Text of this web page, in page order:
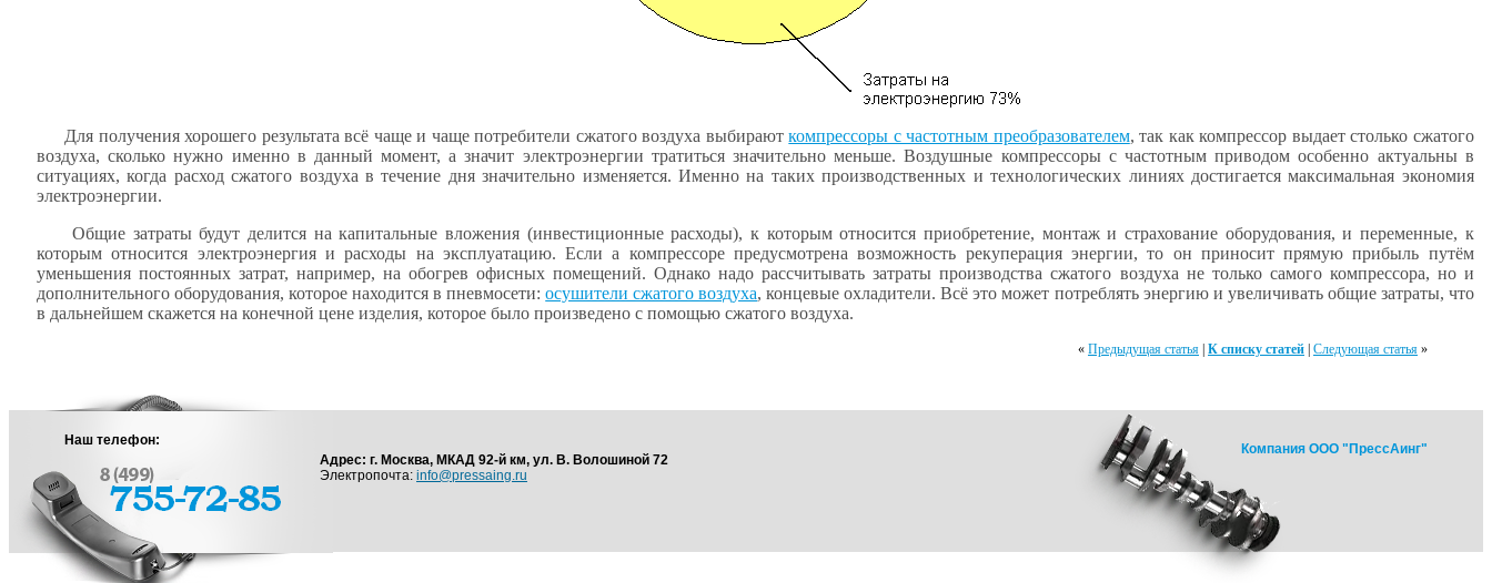
Для получения хорошего результата всё чаще и чаще потребители сжатого воздуха выбираюткомпрессоры с частотным преобразователем, так как компрессор выдает столько сжатого
воздуха, сколько нужно именно в данный момент, а значит электроэнергии тратиться значительно меньше. Воздушные компрессоры с частотным приводом особенно актуальны в
ситуациях, когда расход сжатого воздуха в течение дня значительно изменяется. Именно на таких производственных и технологических линиях достигается максимальная экономия
электроэнергии.
Общие затраты будут делится на капитальные вложения (инвестиционные расходы), к которым относится приобретение, монтаж и страхование оборудования, и переменные, к
которым относится электроэнергия и расходы на эксплуатацию. Если а компрессоре предусмотрена возможность рекуперация энергии, то он приносит прямую прибыль путём
уменьшения постоянных затрат, например, на обогрев офисных помещений. Однако надо рассчитывать затраты производства сжатого воздуха не только самого компрессора, но и
дополнительного оборудования, которое находится в пневмосети:осушители сжатого воздуха, концевые охладители. Всё это может потреблять энергию и увеличивать общие затраты, что
в дальнейшем скажется на конечной цене изделия, которое было произведено с помощью сжатого воздуха.
« Предыдущая статья К списку статей Следующая статья »
Наш телефон:
Компания ООО "ПрессАинг"
Адрес: г. Москва, МКАД 92-й км, ул. В. Волошиной 72
Электропочта: info@pressaing.ru